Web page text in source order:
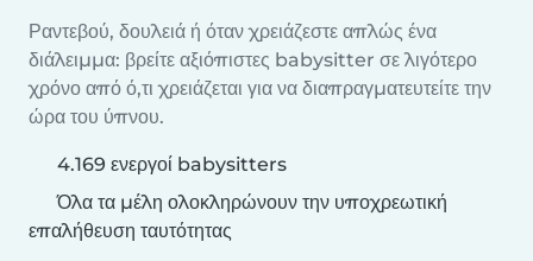
Ραντεβού, δουλειά ή όταν χρειάζεστε απλώς ένα
διάλειμμα: βρείτε αξιόπιστες babysitter σε λιγότερο
χρόνο από ό,τι χρειάζεται για να διαπραγματευτείτε την
ώρα του ύπνου.
4.169 ενεργοί babysitters
Όλα τα μέλη ολοκληρώνουν την υποχρεωτική
επαλήθευση ταυτότητας